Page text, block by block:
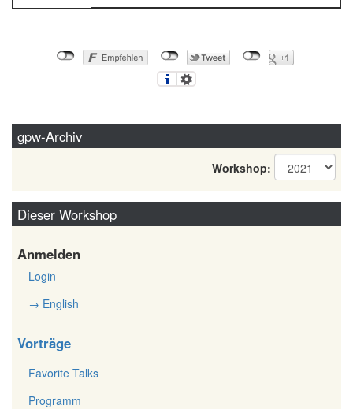
gpw-Archiv
Workshop:
Dieser Workshop
Anmelden
Login
→ English
Vorträge
Favorite Talks
Programm